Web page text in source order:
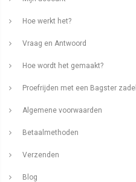
Hoe werkt het?
Vraag en Antwoord
Hoe wordt het gemaakt?
Proefrijden met een Bagster zadel
Algemene voorwaarden
Betaalmethoden
Verzenden
Blog